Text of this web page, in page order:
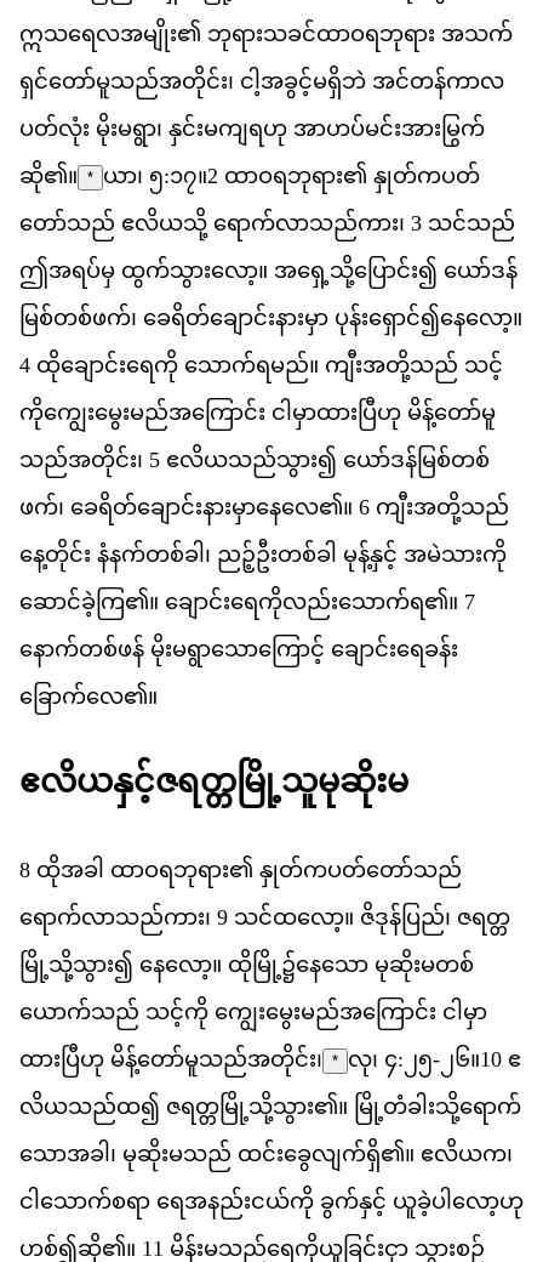
ဣသရလအမျိုး၏ ဘရသခငထဝရဘရ အသက
ရငတမသညအတင်း၊ င အခငမရဘ အငတနကလ
ပတလ မမရွာ၊ နငမကရဟ အဟပမငအ မက
ဆို၏။ * ယာ၊ ၅:၁၇။2 ထဝရဘရား၏ နတကပတ
တသည ဧလယသ ရကလသညကား၊ 3 သငသည
ဤအရပမ ထကသလော့။ အရ သပင်း၍ ယဒန
မစတစဖက်၊ ခရတခငနမ ပနရင်၍​နလော့။
4 ထခငရက သကရမည်။ ကအတသည သင
ကကမမညအကင င မထ ပဟ မနတမ
သညအတင်း၊ 5 ဧလယသညသွား၍ ယဒန မစတစ
ဖက်၊ ခရတခငနမနလေ၏။ 6 ကအတသည
နတင နနကတစခ ါ၊ ညဉဦတစခ မနနင အမသက
ဆငခ ကြ၏။ ခငရကလညသကရ၏။ 7
နကတစဖန မမရသကင ခငရခန
ခကလေ၏။
ဧလယနငဇရတ မ သမဆမ
8 ထအခ ထဝရဘရား၏ နတကပတတသည
ရကလသညကား၊ 9 သငထလော့။ ဇဒန ပည်၊ ဇရတ
မ သသွား၍ နလော့။ ထ မ ြို့၌​နသ မဆမတစ
ယကသည သငက ကမမညအကင င မ
ထ ပဟ မနတမသညအတင်း၊ * လု၊ ၄:၂၅-၂၆။10 ဧ
လယသညထ၍ ဇရတ မ သသွား၏။ မ တခသရက
သအခ ါ၊ မဆမသည ထငခလကရှိ၏။ ဧလယက၊
င သကစရ ရအနညငယက ခကနင ယခပ လဟ
ဟစ်၍​ဆို၏။ 11 မနမသညရကယ ခငင သစဉ